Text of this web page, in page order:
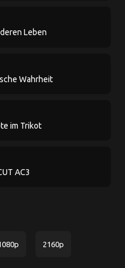
Leben
Wahrheit
im Trikot
AC3
2160p